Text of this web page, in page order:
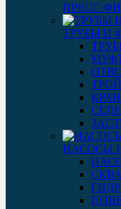
ПРЕСС
ТРУБЫ И
НАСОСЫ